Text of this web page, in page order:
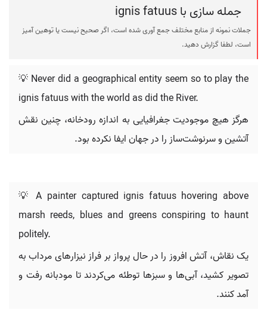
جمله سازی با ignis fatuus
جملات نمونه از منابع مختلف جمع آوری شده است، اگر صحیح نیست یا توهین آمیز
است، لطفا گزارش دهید.
💡 Never did a geographical entity seem so to play the
ignis fatuus with the world as did the River.
هرگز هیچ موجودیت جغرافیایی به اندازه رودخانه، چنین نقش
آتشین و سرنوشت‌ساز را در جهان ایفا نکرده بود.
💡 A painter captured ignis fatuus hovering above
marsh reeds, blues and greens conspiring to haunt
politely.
یک نقاش، آتش افروز را در حال پرواز بر فراز نیزارهای مرداب به
تصویر کشید، آبی‌ها و سبزها توطئه می‌کردند تا مودبانه رفت و
آمد کنند.